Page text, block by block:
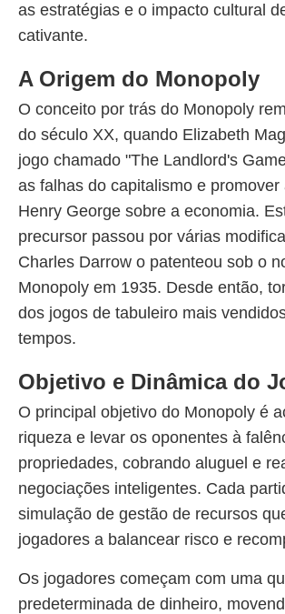
as estratégias e o impacto cultural
cativante.
A Origem do Monopoly
O conceito por trás do Monopoly
do século XX, quando Elizabeth
jogo chamado "The Landlord's
as falhas do capitalismo e promover
Henry George sobre a economia.
precursor passou por várias
Charles Darrow o patenteou sob o
Monopoly em 1935. Desde então,
dos jogos de tabuleiro mais
tempos.
Objetivo e Dinâmica do
O principal objetivo do Monopoly é
riqueza e levar os oponentes à
propriedades, cobrando aluguel e
negociações inteligentes. Cada
simulação de gestão de recursos
jogadores a balancear risco e
Os jogadores começam com uma
predeterminada de dinheiro,